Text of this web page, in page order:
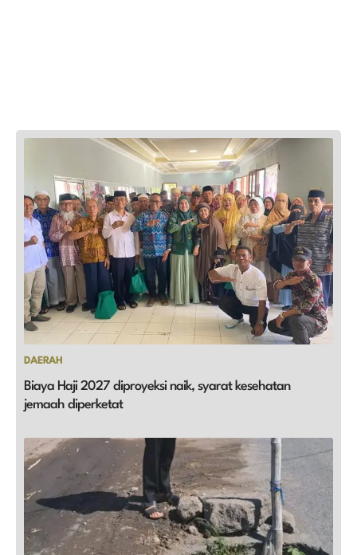
DAERAH
Biaya Haji 2027 diproyeksi naik, syarat kesehatan
jemaah diperketat